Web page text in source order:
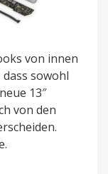
von innen
sowohl
13″
von den